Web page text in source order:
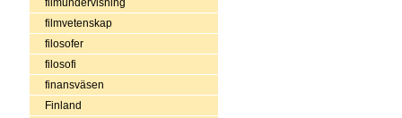
filmundervisning
filmvetenskap
filosofer
filosofi
finansväsen
Finland